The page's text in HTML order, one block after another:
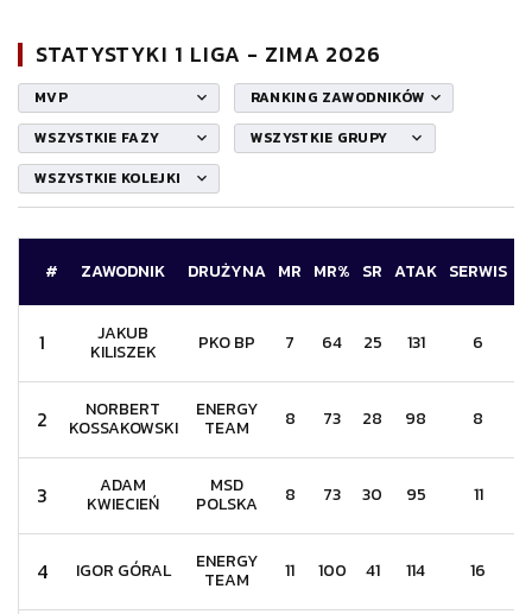
STATYSTYKI 1 LIGA - ZIMA 2026
MVP
RANKING ZAWODNIKÓW
WSZYSTKIE FAZY
WSZYSTKIE GRUPY
WSZYSTKIE KOLEJKI
# ZAWODNIK DRUŻYNA MR MR% SR ATAK SERWIS
1 JAKUB
KILISZEK PKO BP 7 64 25 131 6
2 NORBERT
KOSSAKOWSKI
ENERGY
TEAM 8 73 28 98 8
3 ADAM
KWIECIEŃ
MSD
POLSKA 8 73 30 95 11
4 IGOR GÓRAL ENERGY
TEAM 11 100 41 114 16